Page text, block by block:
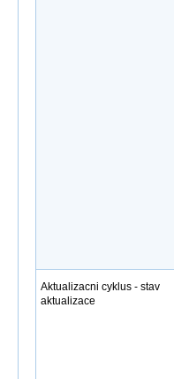
Aktualizacni cyklus - stav
aktualizace